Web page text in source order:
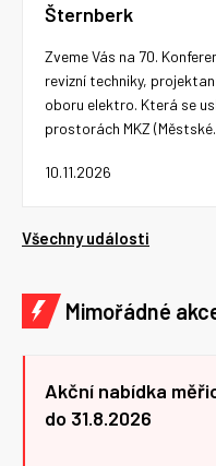
Šternberk
10.11.2026
Zveme Vás na 70.
revizní techniky,
oboru elektro. Která se
prostorách MKZ
Všechny události
Mimořádné
Akční nabídka
do 31.8.2026